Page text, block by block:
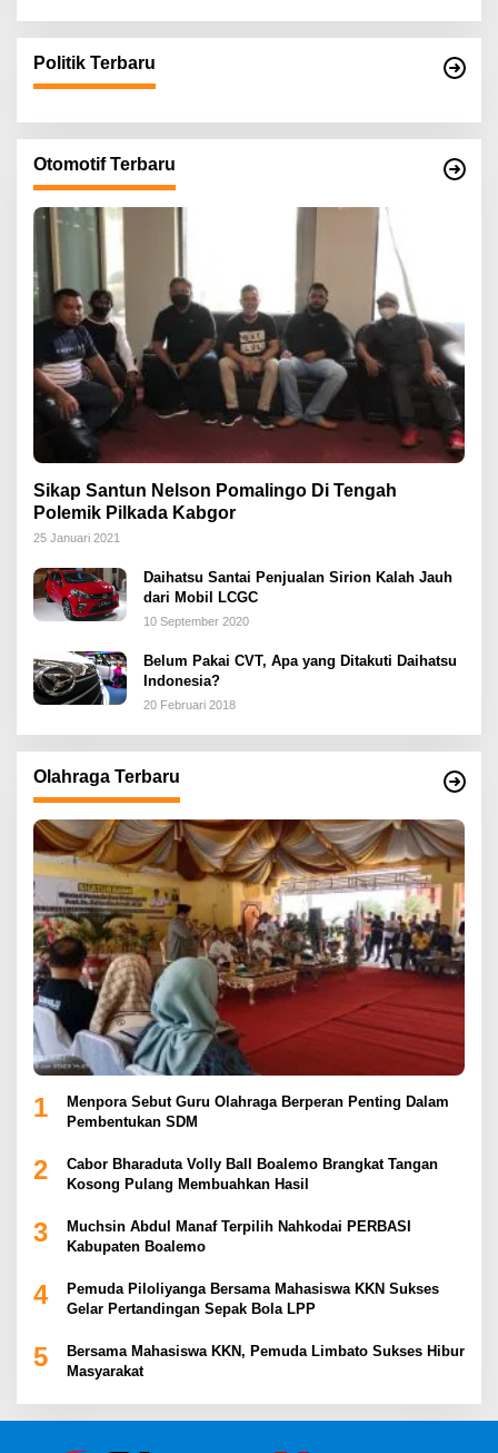
Politik Terbaru
Otomotif Terbaru
Sikap Santun Nelson Pomalingo Di Tengah
Polemik Pilkada Kabgor
25 Januari 2021
Daihatsu Santai Penjualan Sirion Kalah Jauh
dari Mobil LCGC
10 September 2020
Belum Pakai CVT, Apa yang Ditakuti Daihatsu
Indonesia?
20 Februari 2018
Olahraga Terbaru
1
Menpora Sebut Guru Olahraga Berperan Penting Dalam
Pembentukan SDM
2
Cabor Bharaduta Volly Ball Boalemo Brangkat Tangan
Kosong Pulang Membuahkan Hasil
3
Muchsin Abdul Manaf Terpilih Nahkodai PERBASI
Kabupaten Boalemo
4
Pemuda Piloliyanga Bersama Mahasiswa KKN Sukses
Gelar Pertandingan Sepak Bola LPP
5
Bersama Mahasiswa KKN, Pemuda Limbato Sukses Hibur
Masyarakat